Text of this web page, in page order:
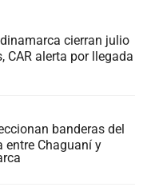
cierran julio
CAR alerta por llegada
banderas del
entre Chaguaní y